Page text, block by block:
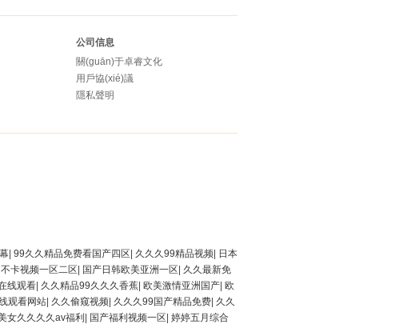
公司信息
關(guān)于卓睿文化
用戶協(xié)議
隱私聲明
99久久精品免费看国产四区 久久久99精品视频 日本
不卡视频一区二区 国产日韩欧美亚洲一区 久久最新免
线观看 久久精品99久久久香蕉 欧美激情亚洲国产 欧
观看网站 久久偷窥视频 久久久99国产精品免费 久久
女久久久久av福利 国产福利视频一区 婷婷五月综合